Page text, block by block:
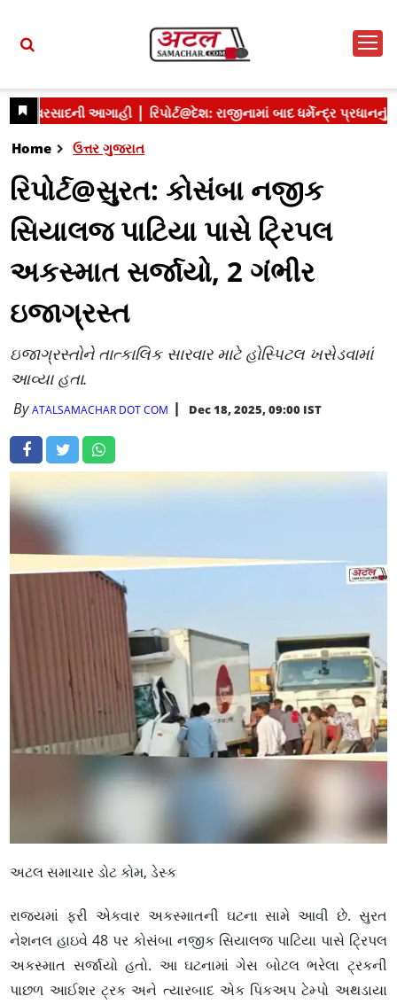
Home ઉત્તર ગુજરાત
રિપોર્ટ@સુરત: કોસંબા નજીક
સિયાલજ પાટિયા પાસે ટ્રિપલ
અકસ્માત સર્જાયો, 2 ગંભીર
ઇજાગ્રસ્ત
ઇજાગ્રસ્તોને તાત્કાલિક સારવાર માટે હોસ્પિટલ ખસેડવામાં
આવ્યા હતા.
ByATALSAMACHAR DOT COM Dec 18, 2025, 09:00 IST
અટલ સમાચાર ડોટ કોમ, ડેસ્ક
રાજ્યમાં ફરી એકવાર અકસ્માતની ઘટના સામે આવી છે. સુરત
નેશનલ હાઇવે 48 પર કોસંબા નજીક સિયાલજ પાટિયા પાસે ટ્રિપલ
અકસ્માત સર્જાયો હતો. આ ઘટનામાં ગેસ બોટલ ભરેલા ટ્રકની
પાછળ આઈશર ટ્રક અને ત્યારબાદ એક પિકઅપ ટેમ્પો અથડાયા